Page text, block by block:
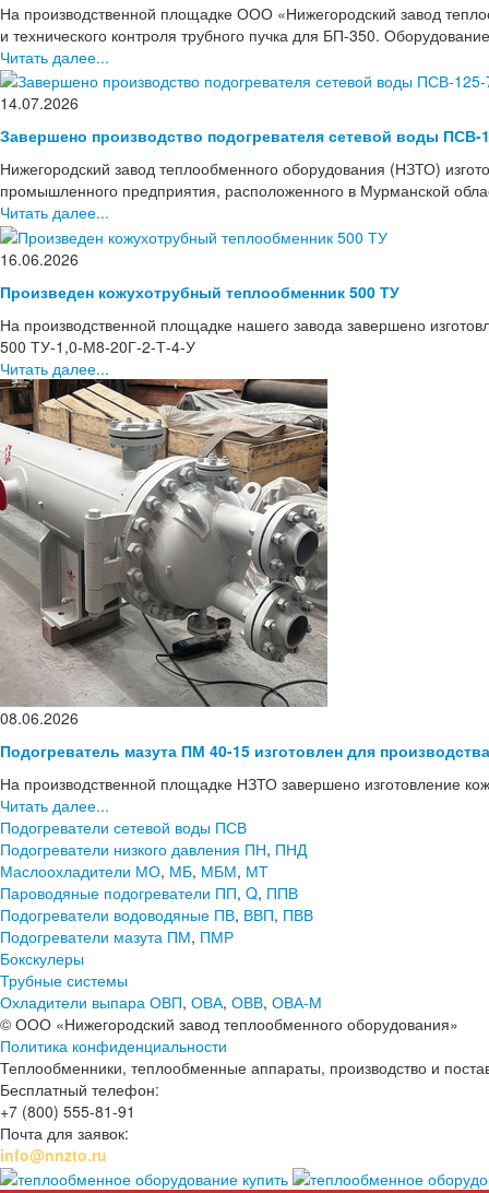
На производственной площадке ООО «Нижегородский завод
и технического контроля трубного пучка для БП-350.
Читать далее...
14.07.2026
Завершено производство подогревателя сетевой воды ПСВ-
Нижегородский завод теплообменного оборудования (НЗТО)
промышленного предприятия, расположенного в Мурманской
Читать далее...
16.06.2026
Произведен кожухотрубный теплообменник 500 ТУ
На производственной площадке нашего завода завершено
500 ТУ-1,0-М8-20Г-2-Т-4-У
Читать далее...
08.06.2026
Подогреватель мазута ПМ 40-15 изготовлен для
На производственной площадке НЗТО завершено изготовление
Читать далее...
Подогреватели сетевой воды ПСВ
Подогреватели низкого давления ПН, ПНД
Маслоохладители МО, МБ, МБМ, МТ
Пароводяные подогреватели ПП, Q, ППВ
Подогреватели водоводяные ПВ, ВВП, ПВВ
Подогреватели мазута ПМ, ПМР
Бокскулеры
Трубные системы
Охладители выпара ОВП, ОВА, ОВВ, ОВА-М
© ООО «Нижегородский завод теплообменного оборудования»
Политика конфиденциальности
Теплообменники, теплообменные аппараты, производство и
Бесплатный телефон:
+7 (800) 555-81-91
Почта для заявок:
info@nnzto.ru